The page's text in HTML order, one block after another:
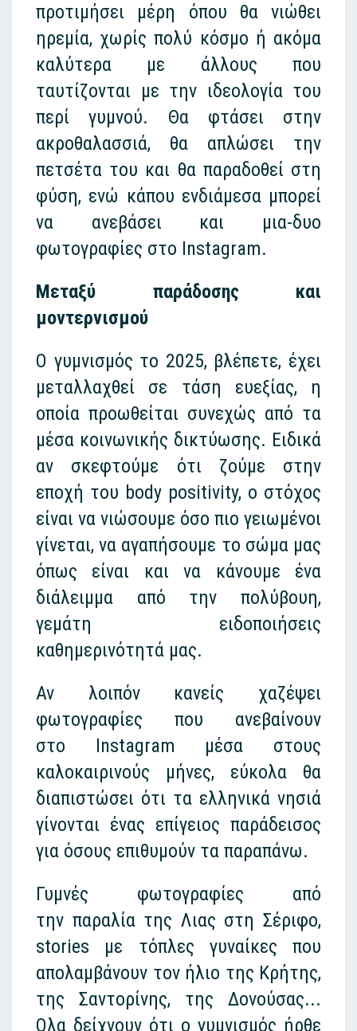
προτιμήσει μέρη όπου θα νιώθει
ηρεμία, χωρίς πολύ κόσμο ή ακόμα
καλύτερα με άλλους που
ταυτίζονται με την ιδεολογία του
περί γυμνού. Θα φτάσει στην
ακροθαλασσιά, θα απλώσει την
πετσέτα του και θα παραδοθεί στη
φύση, ενώ κάπου ενδιάμεσα μπορεί
να ανεβάσει και μια-δυο
φωτογραφίες στο Instagram.
Μεταξύ παράδοσης και
μοντερνισμού
Ο γυμνισμός το 2025, βλέπετε, έχει
μεταλλαχθεί σε τάση ευεξίας, η
οποία προωθείται συνεχώς από τα
μέσα κοινωνικής δικτύωσης. Ειδικά
αν σκεφτούμε ότι ζούμε στην
εποχή του body positivity, o στόχος
είναι να νιώσουμε όσο πιο γειωμένοι
γίνεται, να αγαπήσουμε το σώμα μας
όπως είναι και να κάνουμε ένα
διάλειμμα από την πολύβουη,
γεμάτη ειδοποιήσεις
καθημερινότητά μας.
Αν λοιπόν κανείς χαζέψει
φωτογραφίες που ανεβαίνουν
στο Instagram μέσα στους
καλοκαιρινούς μήνες, εύκολα θα
διαπιστώσει ότι τα ελληνικά νησιά
γίνονται ένας επίγειος παράδεισος
για όσους επιθυμούν τα παραπάνω.
Γυμνές φωτογραφίες από
την παραλία της Λιας στη Σέριφο,
stories με τόπλες γυναίκες που
απολαμβάνουν τον ήλιο της Κρήτης,
της Σαντορίνης, της Δονούσας...
Ολα δείχνουν ότι ο γυμνισμός ήρθε